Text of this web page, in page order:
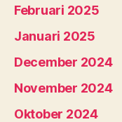
Februari 2025
Januari 2025
December 2024
November 2024
Oktober 2024